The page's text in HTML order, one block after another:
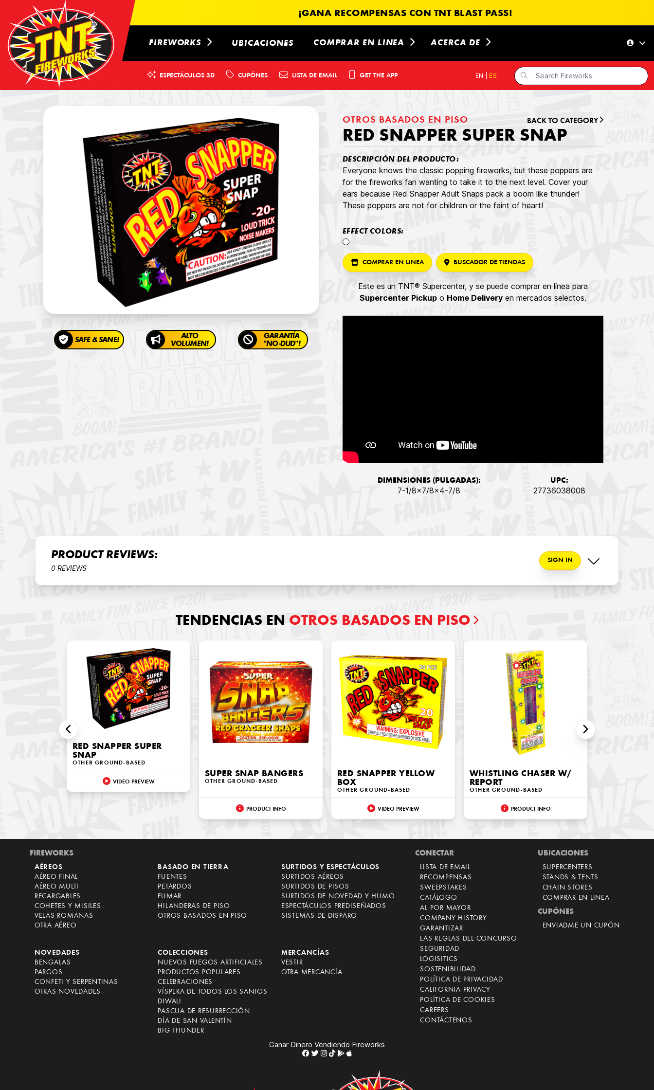
¡GANA RECOMPENSAS CON TNT BLAST PASS!
FIREWORKS UBICACIONES COMPRAR EN LINEA ACERCA DE
ESPECTÁCULOS 3D CUPÓNES LISTA DE EMAIL GET THE APP EN ES
SAFE & SANE!
ALTO
VOLUMEN!
GARANTÍA
"NO-DUD"!
OTROS BASADOS EN PISO BACK TO CATEGORY
RED SNAPPER SUPER SNAP
DESCRIPCIÓN DEL PRODUCTO:
Everyone knows the classic popping fireworks, but these poppers are
for the fireworks fan wanting to take it to the next level. Cover your
ears because Red Snapper Adult Snaps pack a boom like thunder!
These poppers are not for children or the faint of heart!
EFFECT COLORS:
COMPRAR EN LINEA BUSCADOR DE TIENDAS
Este es un TNT® Supercenter, y se puede comprar en línea para
Supercenter Pickup o Home Delivery en mercados selectos.
DIMENSIONES (PULGADAS):
7-1/8x7/8x4-7/8
UPC:
27736038008
PRODUCT REVIEWS:
0 REVIEWS
SIGN IN
TENDENCIAS EN OTROS BASADOS EN PISO
RED SNAPPER SUPER
SNAP
OTHER GROUND-BASED
VIDEO PREVIEW
SUPER SNAP BANGERS
OTHER GROUND-BASED
PRODUCT INFO
RED SNAPPER YELLOW
BOX
OTHER GROUND-BASED
VIDEO PREVIEW
WHISTLING CHASER W/
REPORT
OTHER GROUND-BASED
PRODUCT INFO
FIREWORKS
AÉREOS
AÉREO FINAL
AÉREO MULTI
RECARGABLES
COHETES Y MISILES
VELAS ROMANAS
OTRA AÉREO
BASADO EN TIERRA
FUENTES
PETARDOS
FUMAR
HILANDERAS DE PISO
OTROS BASADOS EN PISO
SURTIDOS Y ESPECTÁCULOS
SURTIDOS AÉREOS
SURTIDOS DE PISOS
SURTIDOS DE NOVEDAD Y HUMO
ESPECTÁCULOS PREDISEÑADOS
SISTEMAS DE DISPARO
NOVEDADES
BENGALAS
PARGOS
CONFETI Y SERPENTINAS
OTRAS NOVEDADES
COLECCIONES
NUEVOS FUEGOS ARTIFICIALES
PRODUCTOS POPULARES
CELEBRACIONES
VÍSPERA DE TODOS LOS SANTOS
DIWALI
PASCUA DE RESURRECCIÓN
DÍA DE SAN VALENTÍN
BIG THUNDER
MERCANCÍAS
VESTIR
OTRA MERCANCÍA
CONECTAR
LISTA DE EMAIL
RECOMPENSAS
SWEEPSTAKES
CATÁLOGO
AL POR MAYOR
COMPANY HISTORY
GARANTIZAR
LAS REGLAS DEL CONCURSO
SEGURIDAD
LOGISITICS
SOSTENIBILIDAD
POLÍTICA DE PRIVACIDAD
CALIFORNIA PRIVACY
POLÍTICA DE COOKIES
CAREERS
CONTÁCTENOS
UBICACIONES
SUPERCENTERS
STANDS & TENTS
CHAIN STORES
COMPRAR EN LINEA
CUPÓNES
ENVIADME UN CUPÓN
Ganar Dinero Vendiendo Fireworks